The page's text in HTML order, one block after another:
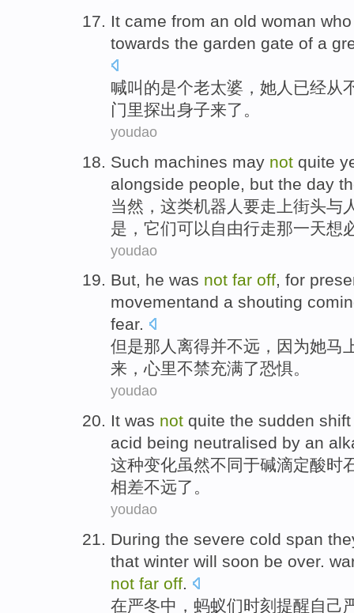
It came from an old woman who
towards the garden gate of a
喊叫的是个老太婆， 她人 已经从
门里探出身子来了。
youdao
Such machines may not quite
alongside people but the day
当然 ， 这类机器人 要走上街头与
是 ， 它们可以 自由行走那一天想
youdao
But, he was not far off, for
movementand a shouting
fear.
但是那 人 离得并不远， 因为她马
来 ，心里不禁充满了恐惧。
youdao
It was not quite the sudden shift
acid being neutralised by an
这种变化虽然不同于碱滴定酸时
相差不远了。
youdao
During the severe cold span
that winter will soon be over.
not far off.
在严冬中，蚂蚁们时刻 提醒自己